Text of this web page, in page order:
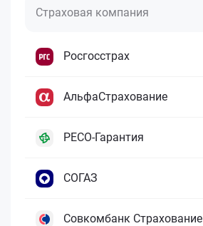
Страховая компания
Росгосстрах
АльфаСтрахование
РЕСО-Гарантия
СОГАЗ
Совкомбанк Страхование